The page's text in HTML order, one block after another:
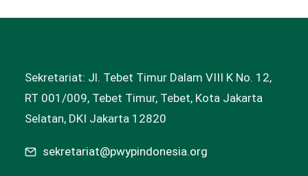
Sekretariat: Jl. Tebet Timur Dalam VIII K No. 12,
RT 001/009, Tebet Timur, Tebet, Kota Jakarta
Selatan, DKI Jakarta 12820
sekretariat@pwypindonesia.org